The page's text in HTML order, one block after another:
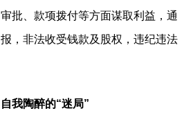
批、款项拨付等方面谋取利益，通
，非法收受钱款及股权，违纪违法
陶醉的“迷局”